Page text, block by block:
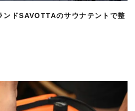
ンドSAVOTTAのサウナテントで整